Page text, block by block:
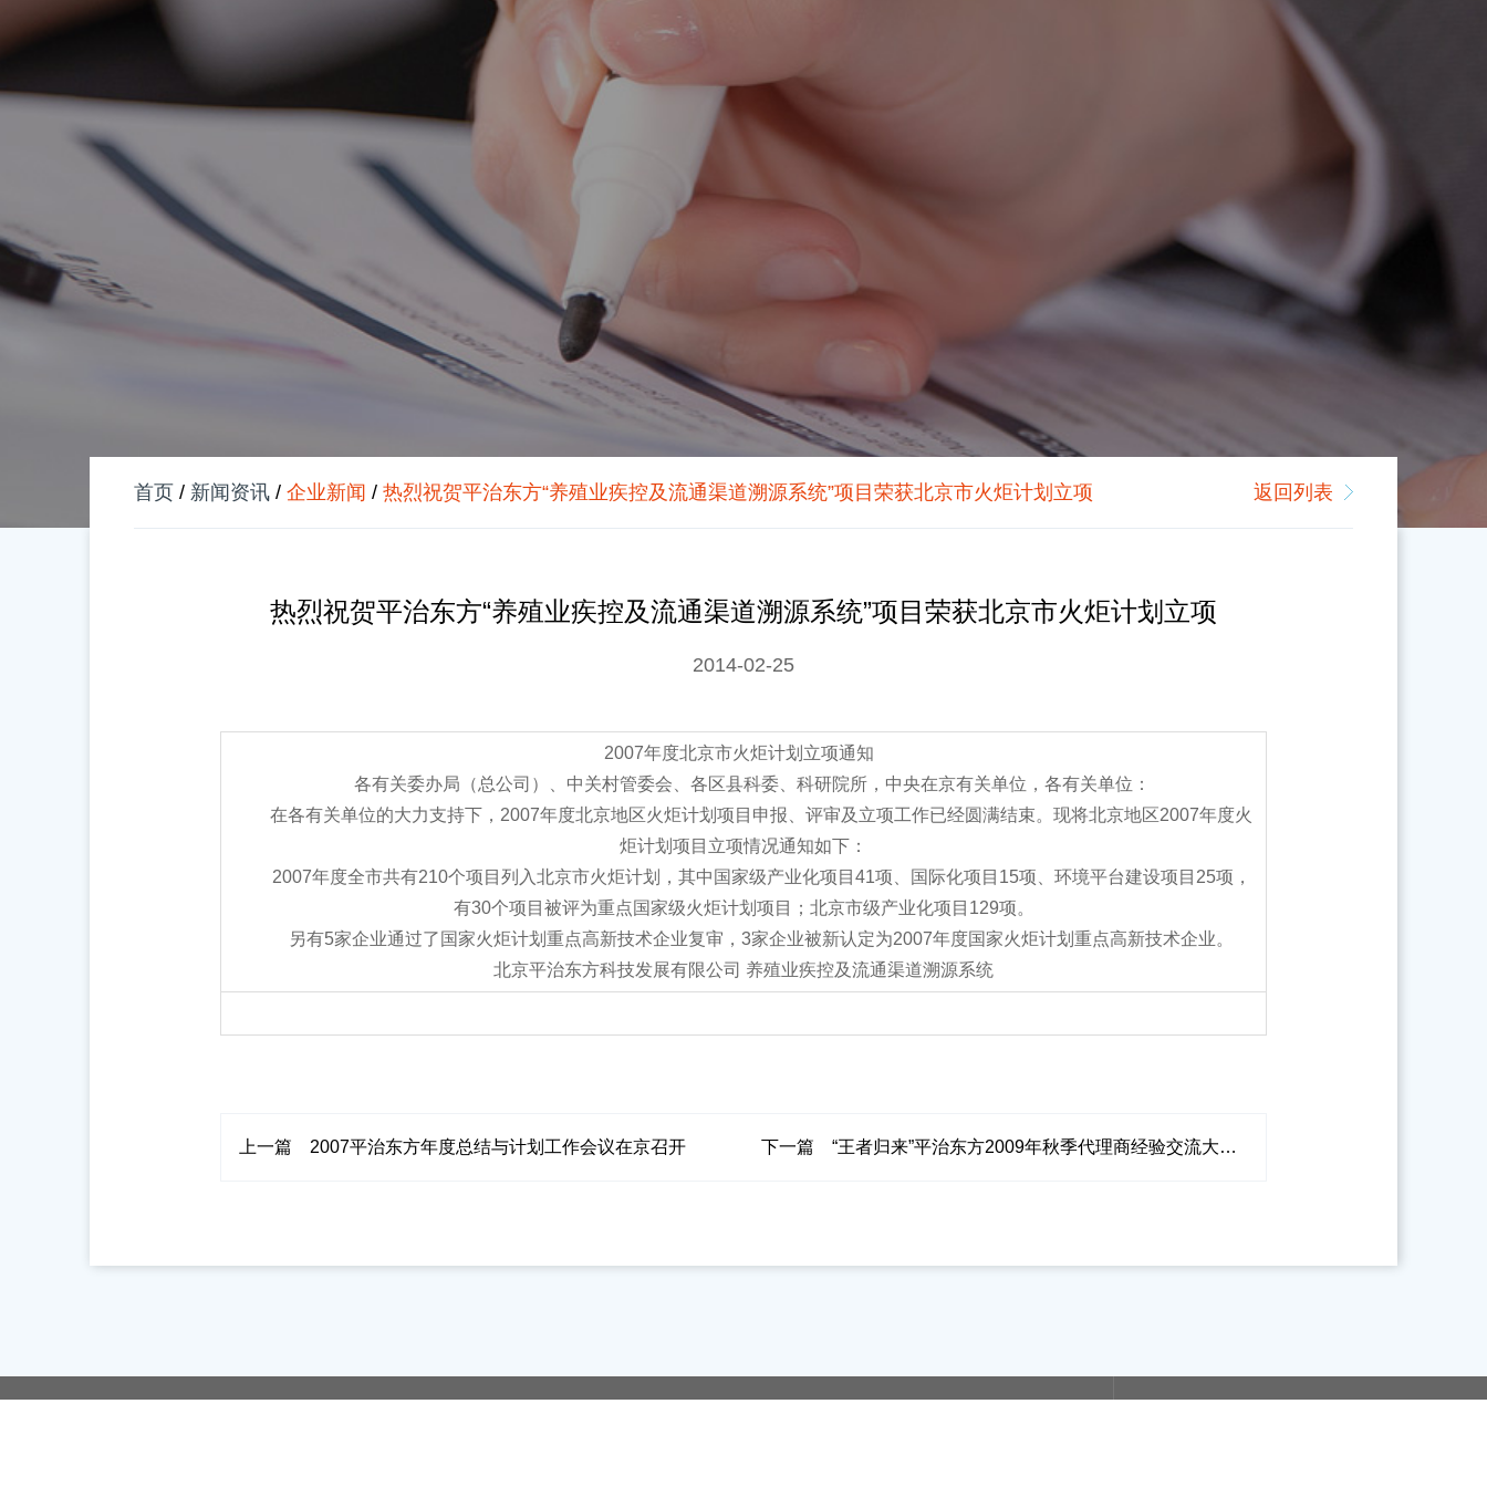
首页 / 新闻资讯/ 企业新闻 / 热烈祝贺平治东方“养殖业疾控及流通渠道溯源系统”项目荣获北京市火炬计划立项 返回列表
热烈祝贺平治东方“养殖业疾控及流通渠道溯源系统”项目荣获北京市火炬计划立项
2014-02-25
2007年度北京市火炬计划立项通知
各有关委办局（总公司）、中关村管委会、各区县科委、科研院所，中央在京有关单位，各有关单位：
在各有关单位的大力支持下，2007年度北京地区火炬计划项目申报、评审及立项工作已经圆满结束。现将北京地区2007年度火
炬计划项目立项情况通知如下：
2007年度全市共有210个项目列入北京市火炬计划，其中国家级产业化项目41项、国际化项目15项、环境平台建设项目25项，
有30个项目被评为重点国家级火炬计划项目；北京市级产业化项目129项。
另有5家企业通过了国家火炬计划重点高新技术企业复审，3家企业被新认定为2007年度国家火炬计划重点高新技术企业。
北京平治东方科技发展有限公司 养殖业疾控及流通渠道溯源系统
上一篇 2007平治东方年度总结与计划工作会议在京召开 下一篇 “王者归来”平治东方2009年秋季代理商经验交流大会盛况纪实